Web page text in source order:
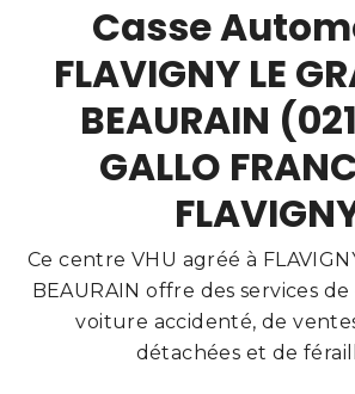
Search
Casse
FLAVIGNY LE
BEAURAIN
GALLO
Ce centre VHU agréé à
BEAURAIN offre des services
voiture accidenté, de
détachées et de